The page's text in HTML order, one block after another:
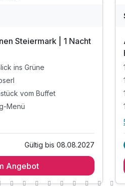
Steiermark | 1 Nacht
ins Grüne
vom Buffet
Menü
vom Buffet
Gültig bis 08.08.2027
Angebot